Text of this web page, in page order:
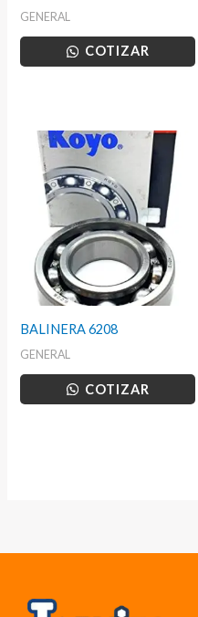
GENERAL
COTIZAR
BALINERA 6208
GENERAL
COTIZAR